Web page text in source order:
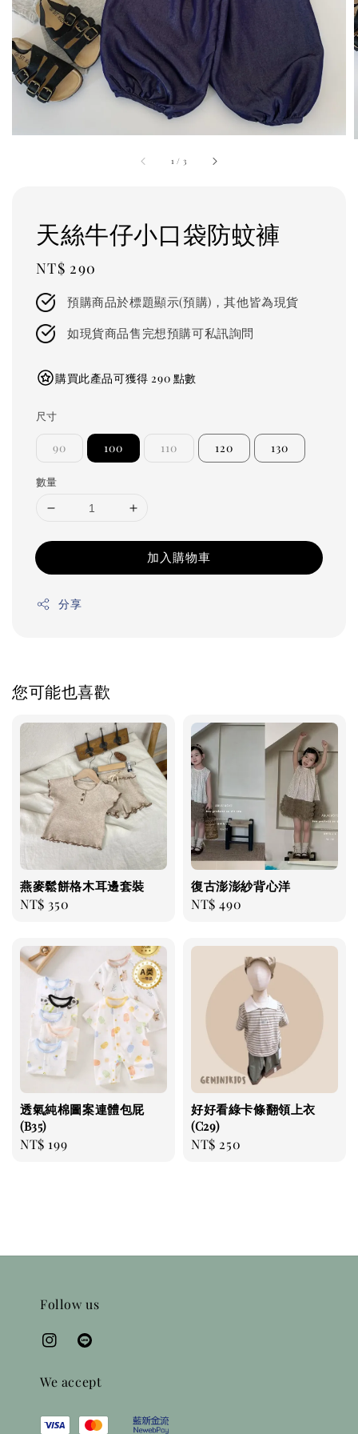
1 / 3
天絲牛仔小口袋防蚊褲
Regular
price
NT$ 290
預購商品於標題顯示(預購)，其他皆為現貨
如現貨商品售完想預購可私訊詢問
購買此產品可獲得 290 點數
尺寸
90 100 110 120 130
數量
加入購物車
分享
您可能也喜歡
燕麥鬆餅格木耳邊套裝
Regular
NT$ 350
復古澎澎紗背心洋
Regular
NT$ 490
透氣純棉圖案連體包屁
(B35)
Regular
NT$ 199
好好看綠卡條翻領上衣
(C29)
Regular
NT$ 250
Follow us
We accept